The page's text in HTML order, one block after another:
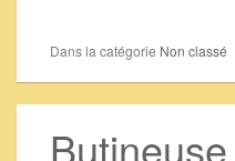
Dans la catégorie Non classé